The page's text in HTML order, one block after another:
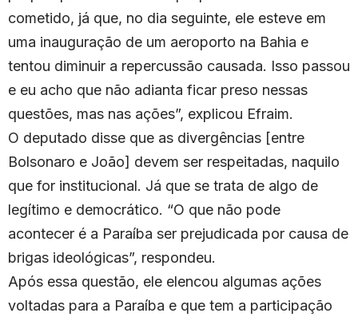
cometido, já que, no dia seguinte, ele esteve em
uma inauguração de um aeroporto na Bahia e
tentou diminuir a repercussão causada. Isso passou
e eu acho que não adianta ficar preso nessas
questões, mas nas ações”, explicou Efraim.
O deputado disse que as divergências [entre
Bolsonaro e João] devem ser respeitadas, naquilo
que for institucional. Já que se trata de algo de
legítimo e democrático. “O que não pode
acontecer é a Paraíba ser prejudicada por causa de
brigas ideológicas”, respondeu.
Após essa questão, ele elencou algumas ações
voltadas para a Paraíba e que tem a participação